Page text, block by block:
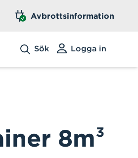
Avbrottsinformation
Sök Logga in
8m³